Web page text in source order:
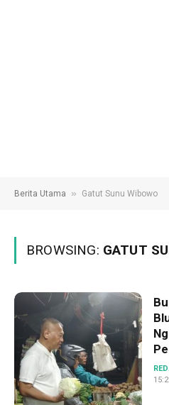
Berita Utama » Gatut Sunu Wibowo
BROWSING: GATUT